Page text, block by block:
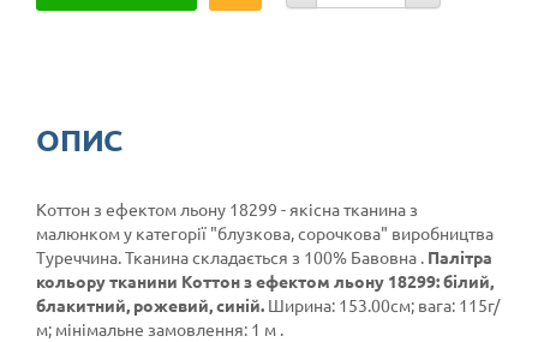
ОПИС
Коттон з ефектом льону 18299 - якісна тканина з
малюнком у категорії "блузкова, сорочкова" виробництва
Туреччина. Тканина складається з 100% Бавовна . Палітра
кольору тканини Коттон з ефектом льону 18299: білий,
блакитний, рожевий, синій. Ширина: 153.00см; вага: 115г/
м; мінімальне замовлення: 1 м .